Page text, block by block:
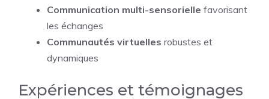
Communication multi-sensorielle favorisant
les échanges
Communautés virtuelles robustes et
dynamiques
Expériences et témoignages